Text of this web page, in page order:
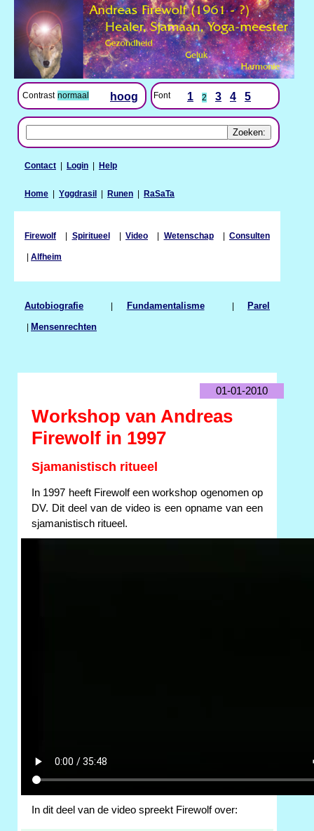
Contrast normaal hoog Font 1 2 3 4 5
Contact | Login | Help
Home | Yggdrasil | Runen | RaSaTa
Firewolf | Spiritueel| Video | Wetenschap| Consulten
| Alfheim
Autobiografie | Fundamentalisme| Parel
| Mensenrechten
01-01-2010
Workshop van Andreas
Firewolf in 1997
Sjamanistisch ritueel
In 1997 heeft Firewolf een workshop ogenomen op
DV. Dit deel van de video is een opname van een
sjamanistisch ritueel.
In dit deel van de video spreekt Firewolf over: